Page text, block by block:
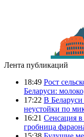
Лента публикаций
18:49 Рост
Беларуси:
17:22 В
неустойки по
16:21 Сенсация в
гробница